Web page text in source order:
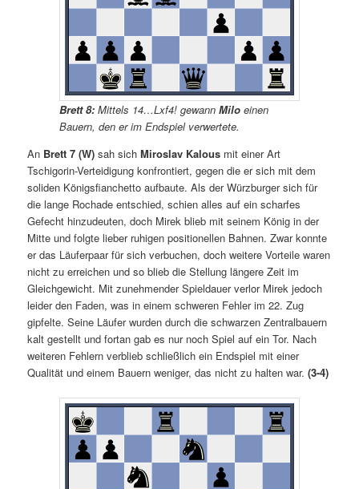
Brett 8: Mittels 14…Lxf4! gewannMilo einen
Bauern, den er im Endspiel verwertete.
An Brett 7 (W) sah sichMiroslav Kalous mit einer Art
Tschigorin-Verteidigung konfrontiert, gegen die er sich mit dem
soliden Königsfianchetto aufbaute. Als der Würzburger sich für
die lange Rochade entschied, schien alles auf ein scharfes
Gefecht hinzudeuten, doch Mirek blieb mit seinem König in der
Mitte und folgte lieber ruhigen positionellen Bahnen. Zwar konnte
er das Läuferpaar für sich verbuchen, doch weitere Vorteile waren
nicht zu erreichen und so blieb die Stellung längere Zeit im
Gleichgewicht. Mit zunehmender Spieldauer verlor Mirek jedoch
leider den Faden, was in einem schweren Fehler im 22. Zug
gipfelte. Seine Läufer wurden durch die schwarzen Zentralbauern
kalt gestellt und fortan gab es nur noch Spiel auf ein Tor. Nach
weiteren Fehlern verblieb schließlich ein Endspiel mit einer
Qualität und einem Bauern weniger, das nicht zu halten war.(3-4)